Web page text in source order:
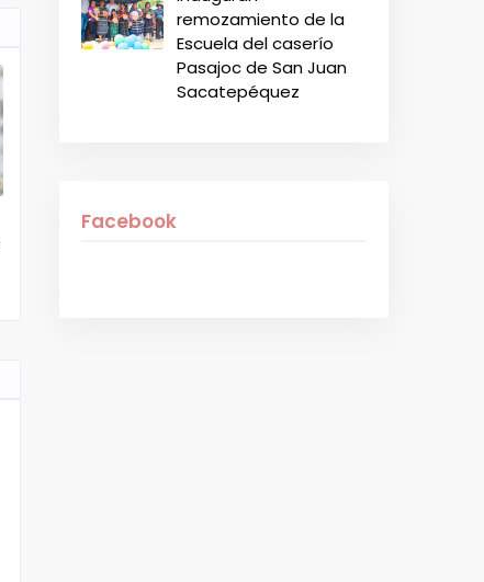
remozamiento de la
Escuela del caserío
Pasajoc de San Juan
Sacatepéquez
Facebook